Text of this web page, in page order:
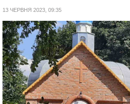
13 ЧЕРВНЯ 2023, 09:35